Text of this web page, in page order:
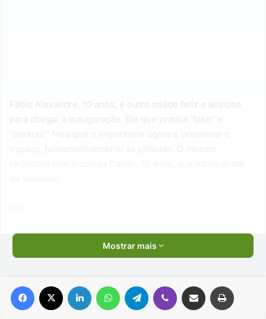
Fábio Alexandre, 10 anos, é outro miúdo feliz e ansioso
para chegar a inauguração. Ele que pratica “bike” e
Mostrar mais
Facebook Linkedin WhatsAppTelegram Viber Compartilhar via e-mail